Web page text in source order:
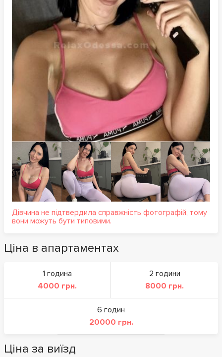
Дівчина не підтвердила справжність фотографій, тому
вони можуть бути типовими.
Ціна в апартаментах
1 година
4000 грн.
2 години
8000 грн.
6 годин
20000 грн.
Ціна за виїзд